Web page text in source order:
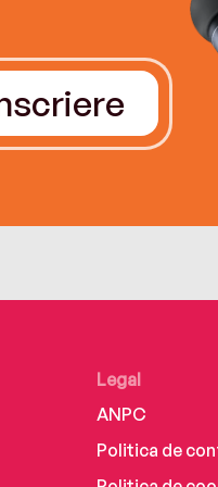
Legal
ANPC
Politica de